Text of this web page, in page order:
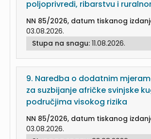
poljoprivredi, ribarstvu i
NN 85/2026, datum tiskanog
03.08.2026.
Stupa na snagu: 11.08.2026.
9. Naredba o dodatnim
za suzbijanje afričke svinjske
područjima visokog rizika
NN 85/2026, datum tiskanog
03.08.2026.